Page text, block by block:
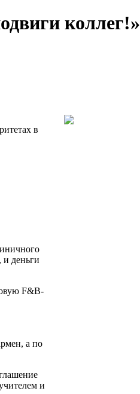
коллег!»
в
деньги
F&B-
а по
и